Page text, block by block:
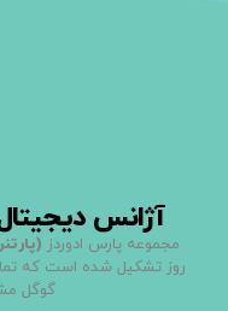
آژانس
مجموعه پارس ادوردز
روز تشکیل شده است که
گوگل